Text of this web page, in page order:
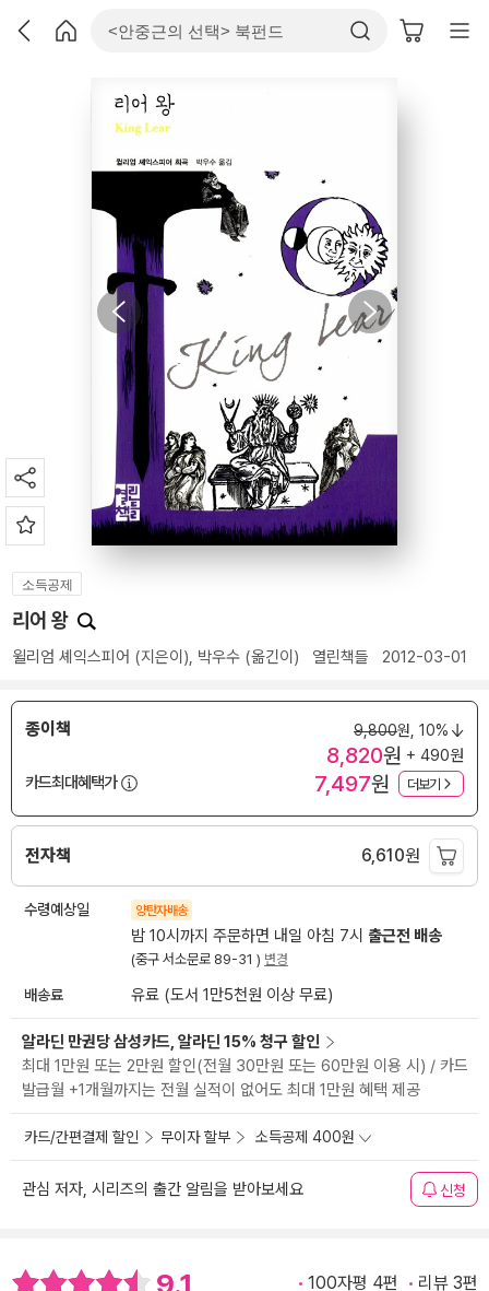
소득공제
리어 왕
윌리엄 셰익스피어 (지은이), 박우수 (옮긴이) 열린책들 2012-03-01
종이책 9,800원, 10%
8,820원 + 490원
카드최대혜택가
7,497원 더보기
전자책 6,610원
수령예상일 양탄자배송
밤 10시까지 주문하면 내일 아침 7시 출근전 배송
(중구 서소문로 89-31 ) 변경
배송료 유료 (도서 1만5천원 이상 무료)
알라딘 만권당 삼성카드, 알라딘 15% 청구 할인
최대 1만원 또는 2만원 할인(전월 30만원 또는 60만원 이용 시) / 카드
발급월 +1개월까지는 전월 실적이 없어도 최대 1만원 혜택 제공
카드/간편결제 할인 무이자 할부 소득공제 400원
관심 저자, 시리즈의 출간 알림을 받아보세요 신청
9.1 100자평 4편 리뷰 3편